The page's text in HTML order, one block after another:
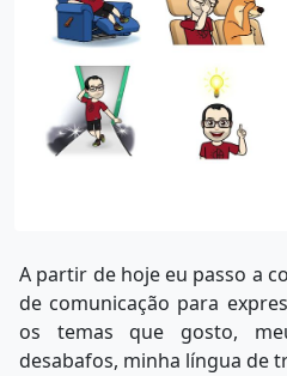
A partir de hoje eu passo a
de comunicação para
os temas que gosto,
desabafos, minha língua de